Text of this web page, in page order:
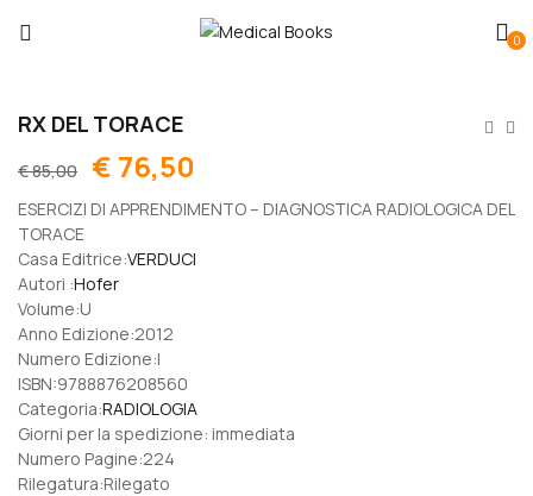
0
RX DEL TORACE
€85,00 € 76,50
ESERCIZI DI APPRENDIMENTO – DIAGNOSTICA RADIOLOGICA DEL
TORACE
Casa Editrice:VERDUCI
Autori :Hofer
Volume:U
Anno Edizione:2012
Numero Edizione:I
ISBN:9788876208560
Categoria:RADIOLOGIA
Giorni per la spedizione: immediata
Numero Pagine:224
Rilegatura:Rilegato